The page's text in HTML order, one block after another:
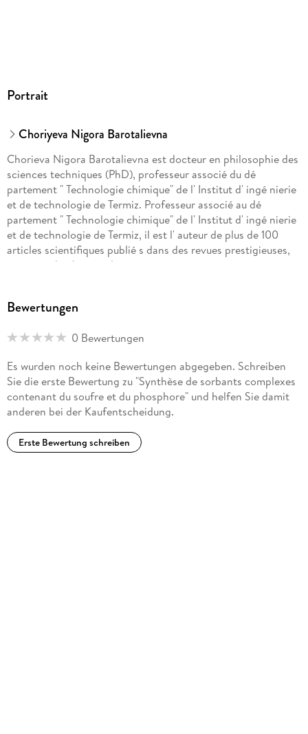
Portrait
Choriyeva Nigora Barotalievna
Chorieva Nigora Barotalievna est docteur en philosophie des
sciences techniques (PhD), professeur associé du dé
partement " Technologie chimique" de l' Institut d' ingé nierie
et de technologie de Termiz. Professeur associé au dé
partement " Technologie chimique" de l' Institut d' ingé nierie
et de technologie de Termiz, il est l' auteur de plus de 100
articles scientifiques publié s dans des revues prestigieuses,
ainsi que de plusieurs livres.
Bewertungen
0 Bewertungen
Es wurden noch keine Bewertungen abgegeben. Schreiben
Sie die erste Bewertung zu "Synthèse de sorbants complexes
contenant du soufre et du phosphore" und helfen Sie damit
anderen bei der Kaufentscheidung.
Erste Bewertung schreiben